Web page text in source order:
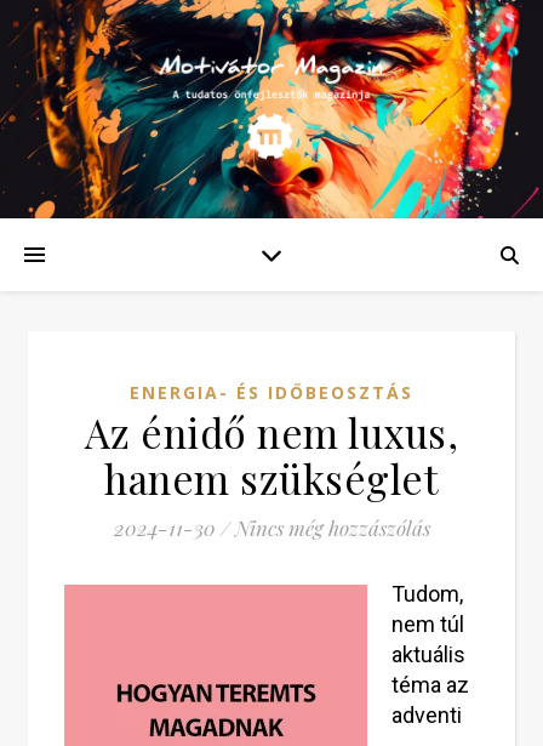
ENERGIA- ÉS IDŐBEOSZTÁS
Az énidő nem luxus,
hanem szükséglet
2024-11-30 / Nincs még hozzászólás
Tudom,
nem túl
aktuális
téma az
adventi